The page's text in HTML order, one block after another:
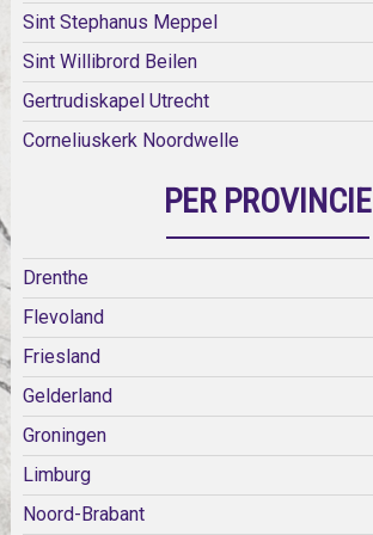
Sint Stephanus Meppel
Sint Willibrord Beilen
Gertrudiskapel Utrecht
Corneliuskerk Noordwelle
PER PROVINCIE
Drenthe
Flevoland
Friesland
Gelderland
Groningen
Limburg
Noord-Brabant